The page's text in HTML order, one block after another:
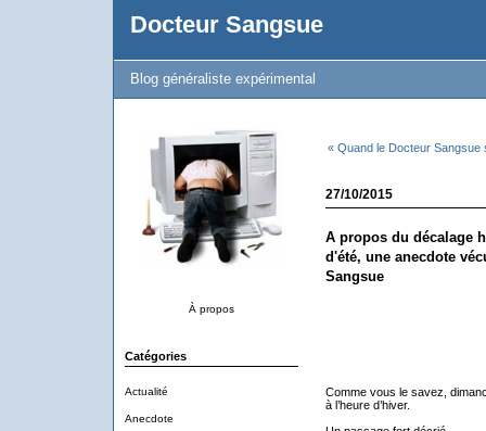
Docteur Sangsue
Blog généraliste expérimental
À propos
Catégories
Actualité
Anecdote
« Quand le Docteur Sangsue
27/10/2015
A propos du décalage
d'été, une anecdote
Sangsue
Comme vous le savez,
à l’heure d’hiver.